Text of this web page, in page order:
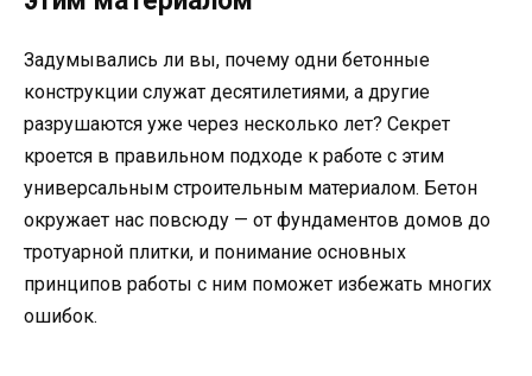
Задумывались ли вы, почему одни бетонные
конструкции служат десятилетиями, а другие
разрушаются уже через несколько лет? Секрет
кроется в правильном подходе к работе с этим
универсальным строительным материалом. Бетон
окружает нас повсюду — от фундаментов домов до
тротуарной плитки, и понимание основных
принципов работы с ним поможет избежать многих
ошибок.